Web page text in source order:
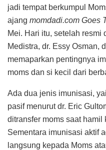
jadi tempat berkumpul
ajang momdadi.com Goes
Mei. Hari itu, setelah resmi
Medistra, dr. Essy Osman,
memaparkan pentingnya
moms dan si kecil dari
Ada dua jenis imunisasi,
pasif menurut dr. Eric
ditransfer moms saat
Sementara imunisasi aktif
langsung kepada Moms